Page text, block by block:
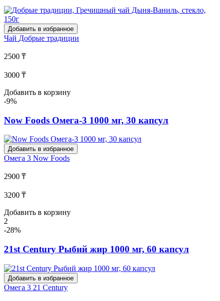
Добавить в избранное
Чай Добрые традиции
2500 ₸
3000 ₸
Добавить в корзину
-9%
Now Foods Омега-3 1000 мг, 30 капсул
Добавить в избранное
Омега 3 Now Foods
2900 ₸
3200 ₸
Добавить в корзину
2
-28%
21st Century Рыбий жир 1000 мг, 60 капсул
Добавить в избранное
Омега 3 21 Century